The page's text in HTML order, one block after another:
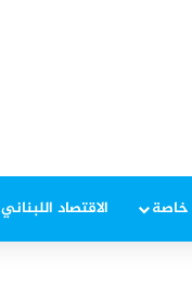
خاصة الاقتصاد اللبناني